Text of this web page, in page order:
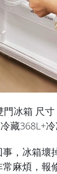
冰箱 尺
藏368L+冷
，冰箱壞
麻煩，報